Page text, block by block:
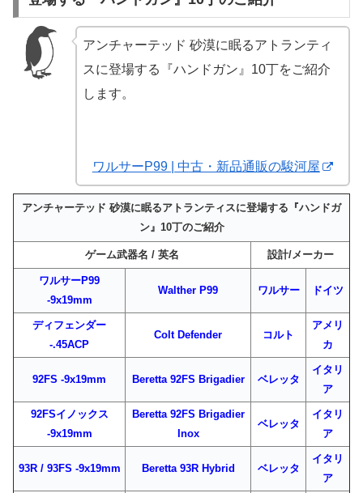
アンチャーテッド 砂漠に眠るアトランティ
スに登場する『ハンドガン』10丁をご紹介
します。
ワルサーP99 | 中古・新品通販の駿河屋
アンチャーテッド 砂漠に眠るアトランティスに登場する『ハンドガ
ン』10丁のご紹介
ゲーム武器名 / 英名 設計/メーカー
ワルサーP99
-9x19mm
Walther P99 ワルサー ドイツ
ディフェンダー
-.45ACP
Colt Defender コルト
アメリ
カ
92FS -9x19mm Beretta 92FS Brigadier ベレッタ
イタリ
ア
92FSイノックス
-9x19mm
Beretta 92FS Brigadier
Inox
ベレッタ
イタリ
ア
93R / 93FS -9x19mm Beretta 93R Hybrid ベレッタ
イタリ
ア